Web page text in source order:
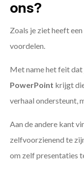
ons?
Zoals je ziet heeft
voordelen.
Met name het feit dat
PowerPoint krijgt
verhaal ondersteunt,
Aan de andere kant
zelfvoorzienend te
om zelf presentaties